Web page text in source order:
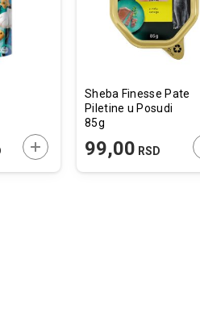
DODAJTE U KORPU
Sheba Finesse Pate
Piletine u Posudi
85g
99,00 RSD